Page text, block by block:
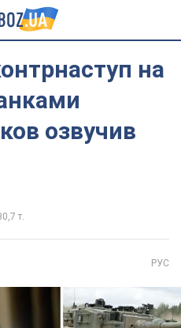
на
озвучив
т.
РУС